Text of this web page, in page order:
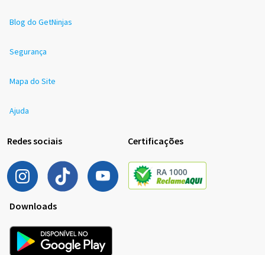
Blog do GetNinjas
Segurança
Mapa do Site
Ajuda
Redes sociais Certificações
Downloads